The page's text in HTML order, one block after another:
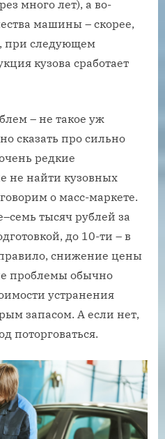
много лет), а во-
машины – скорее,
при следующем
кузова сработает
– не такое уж
сказать про сильно
редкие
не найти кузовных
о масс-маркете.
тысяч рублей за
до 10-ти – в
снижение цены
проблемы обычно
устранения
запасом. А если нет,
поторговаться.